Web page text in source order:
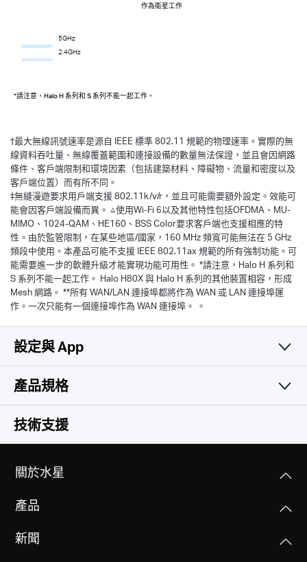
*請注意，Halo H 系列和 S 系列不能一起工作。
作為衛星工作
5GHz
2.4GHz
†最大無線訊號速率是源自 IEEE 標準 802.11 規範的物理速率。實際的無
線資料吞吐量、無線覆蓋範圍和連接設備的數量無法保證，並且會因網路
條件、客戶端限制和環境因素（包括建築材料、障礙物、流量和密度以及
客戶端位置）而有所不同。
‡無縫漫遊要求用戶端支援 802.11k/v/r，並且可能需要額外設定。效能可
能會因客戶端設備而異。 △使用Wi-Fi 6以及其他特性包括OFDMA、MU-
MIMO、1024-QAM、HE160、BSS Color要求客戶端也支援相應的特
性。由於監管限制，在某些地區/國家，160 MHz 頻寬可能無法在 5 GHz
頻段中使用。本產品可能不支援 IEEE 802.11ax 規範的所有強制功能。可
能需要進一步的軟體升級才能實現功能可用性。 *請注意，Halo H 系列和
S 系列不能一起工作。 Halo H80X 與 Halo H 系列的其他裝置相容，形成
Mesh 網路。 **所有 WAN/LAN 連接埠都將作為 WAN 或 LAN 連接埠運
作。一次只能有一個連接埠作為 WAN 連接埠。 。
設定與 App
簡易且實用
產品規格
無線網路
Wi-Fi 6
IEEE 802.11ax/n/b/g 2.4 GHz
訊號速率
Router, Access Point
服務品質(QoS)
5 × 3.2 × 3.3 in (128 × 81 × 83.7 mm)
技術支援
關於水星
產品
新聞